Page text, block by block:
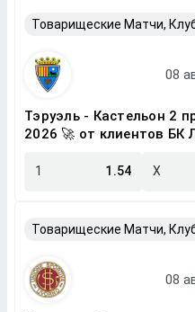
Тэруэль - Кастельон 2
2026 🚀 от клиентов БК
1 1.54 X